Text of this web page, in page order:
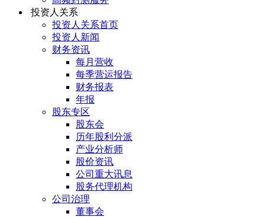
投资人关系
投资人关系首页
投资人新闻
财务资讯
每月营收
每季营运报告
财务报表
年报
股东专区
股东会
历年股利分派
产业分析师
股价资讯
公司重大讯息
股务代理机构
公司治理
董事会